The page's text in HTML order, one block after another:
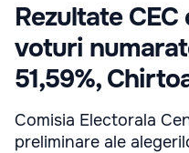
Rezultate
voturi
51,59%,
Comisia Electorala
preliminare ale